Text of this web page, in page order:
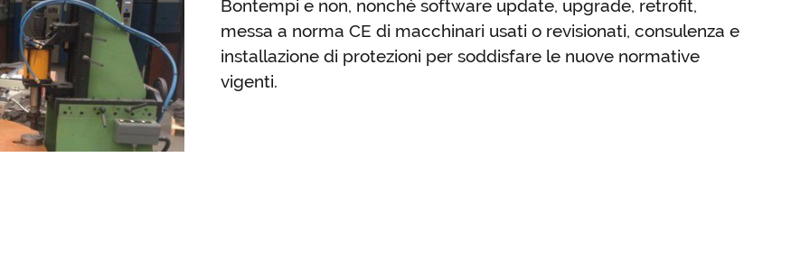
Bontempi e non, nonché software update, upgrade, retrofit,
messa a norma CE di macchinari usati o revisionati, consulenza e
installazione di protezioni per soddisfare le nuove normative
vigenti.